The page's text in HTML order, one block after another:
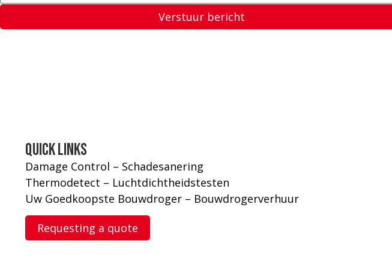
Verstuur bericht
Quick links
Damage Control – Schadesanering
Thermodetect – Luchtdichtheidstesten
Uw Goedkoopste Bouwdroger – Bouwdrogerverhuur
Requesting a quote